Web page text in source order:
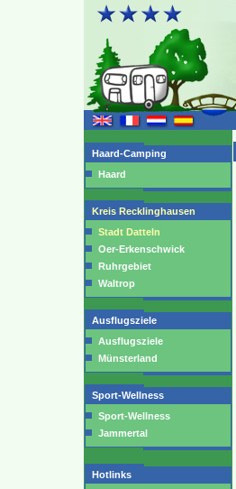
Haard-Camping
Haard
Kreis Recklinghausen
Stadt Datteln
Oer-Erkenschwick
Ruhrgebiet
Waltrop
Ausflugsziele
Ausflugsziele
Münsterland
Sport-Wellness
Sport-Wellness
Jammertal
Hotlinks